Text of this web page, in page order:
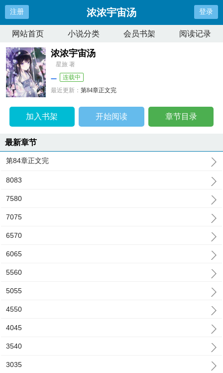
注册 浓浓宇宙汤 登录
网站首页 小说分类 会员书架 阅读记录
浓浓宇宙汤
星旅 著
连载中
最近更新：第84章正文完
加入书架 开始阅读 章节目录
最新章节
第84章正文完
8083
7580
7075
6570
6065
5560
5055
4550
4045
3540
3035